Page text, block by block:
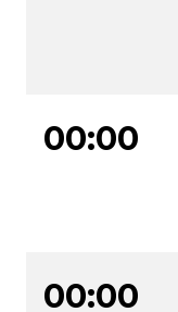
00:00
00:00